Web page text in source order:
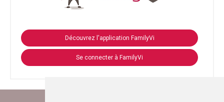
Découvrez l'application FamilyVi
Se connecter à FamilyVi